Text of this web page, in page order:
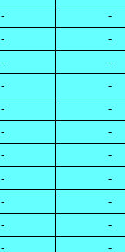
-
-
-
-
-
-
-
-
-
-
-
-
-
-
-
-
-
-
-
-
-
-